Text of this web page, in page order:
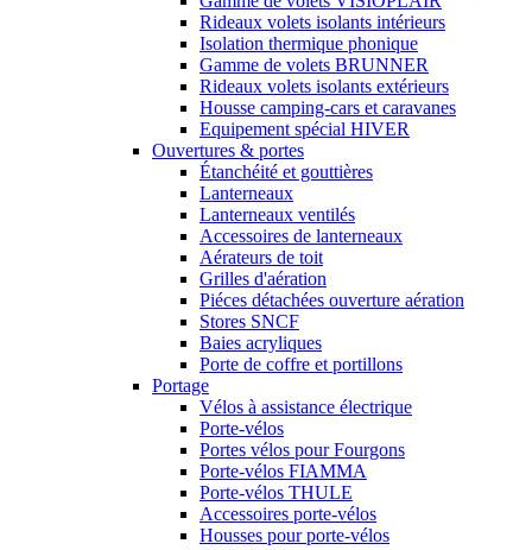
Rideaux volets isolants intérieurs
Isolation thermique phonique
Gamme de volets BRUNNER
Rideaux volets isolants extérieurs
Housse camping-cars et caravanes
Equipement spécial HIVER
Ouvertures & portes
Étanchéité et gouttières
Lanterneaux
Lanterneaux ventilés
Accessoires de lanterneaux
Aérateurs de toit
Grilles d'aération
Piéces détachées ouverture aération
Stores SNCF
Baies acryliques
Porte de coffre et portillons
Portage
Vélos à assistance électrique
Porte-vélos
Portes vélos pour Fourgons
Porte-vélos FIAMMA
Porte-vélos THULE
Accessoires porte-vélos
Housses pour porte-vélos